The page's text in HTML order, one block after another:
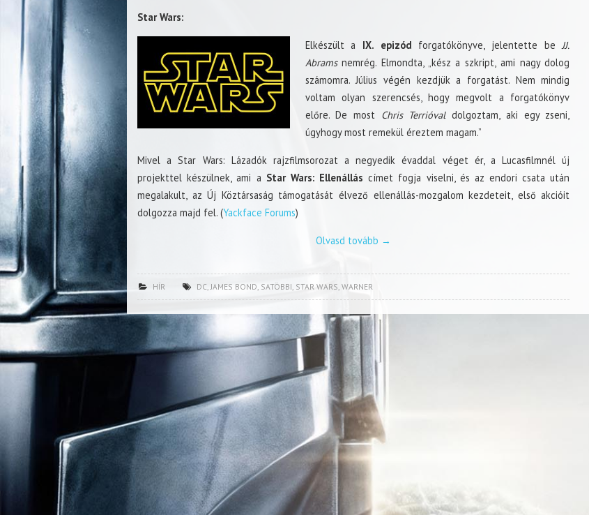
Star Wars:
Elkészült a IX. epizód forgatókönyve, jelentette be JJ.
Abramsnemrég. Elmondta, „kész a szkript, ami nagy dolog
számomra. Július végén kezdjük a forgatást. Nem mindig
voltam olyan szerencsés, hogy megvolt a forgatókönyv
előre. De most Chris Terrióvaldolgoztam, aki egy zseni,
úgyhogy most remekül éreztem magam.”
Mivel a Star Wars: Lázadók rajzfilmsorozat a negyedik évaddal véget ér, a Lucasfilmnél új
projekttel készülnek, ami a Star Wars: Ellenállás címet fogja viselni, és az endori csata után
megalakult, az Új Köztársaság támogatását élvező ellenállás-mozgalom kezdeteit, első akcióit
dolgozza majd fel. (Yackface Forums)
Olvasd tovább →
HÍR DC, JAMES BOND SATÖBBI STAR WARS WARNER